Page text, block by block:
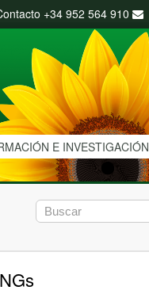
+34 952 564 910
E INVESTIGACIÓN